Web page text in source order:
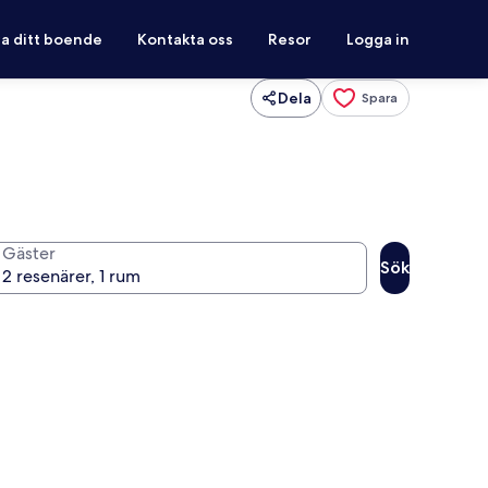
ditt boende Kontakta oss Resor Logga in
Dela Spara
Gäster
Sök